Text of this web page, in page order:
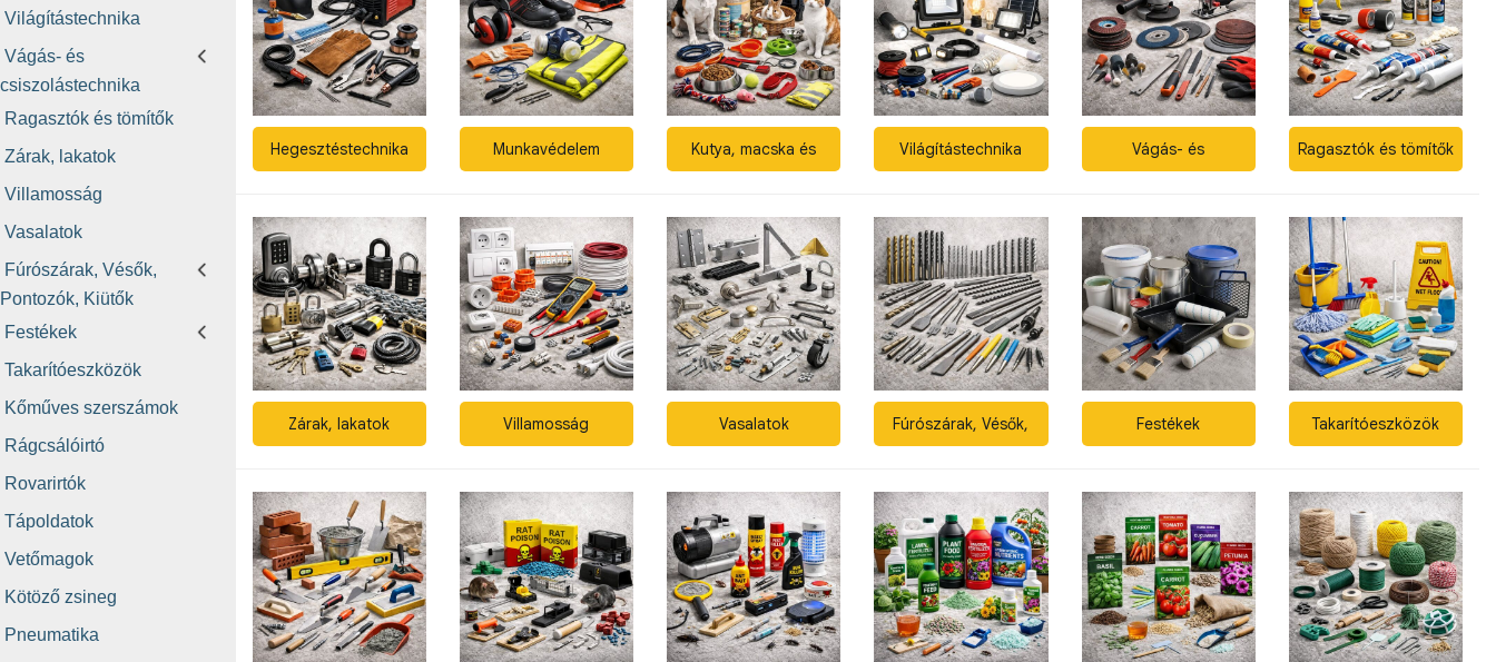
Világítástechnika
Vágás- és
csiszolástechnika
Ragasztók és tömítők
Zárak, lakatok
Villamosság
Vasalatok
Fúrószárak, Vésők,
Pontozók, Kiütők
Festékek
Takarítóeszközök
Kőműves szerszámok
Rágcsálóirtó
Rovarirtók
Tápoldatok
Vetőmagok
Kötöző zsineg
Pneumatika
Hegesztéstechnika Munkavédelem Kutya, macska és
felszerelés
Világítástechnika Vágás- és Ragasztók és tömítők
Zárak, lakatok Villamosság Vasalatok Fúrószárak, Vésők, Festékek Takarítóeszközök